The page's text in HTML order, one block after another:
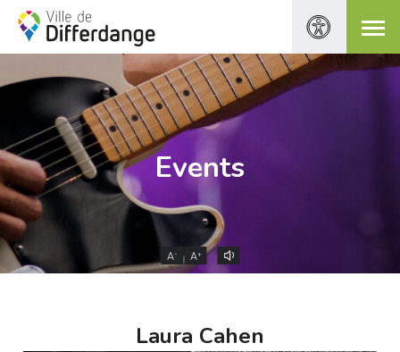
Events
A- A+
Laura Cahen